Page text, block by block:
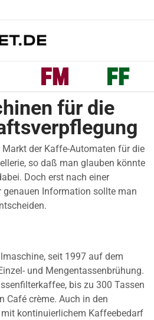
für die
der Kaffe-Automaten für die
so daß man glauben könnte
Doch erst nach einer
genauen Information sollte man
seit 1997 auf dem
und Mengentassenbrühung.
bis zu 300 Tassen
Café crème. Auch in den
mit kontinuierlichem Kaffeebedarf